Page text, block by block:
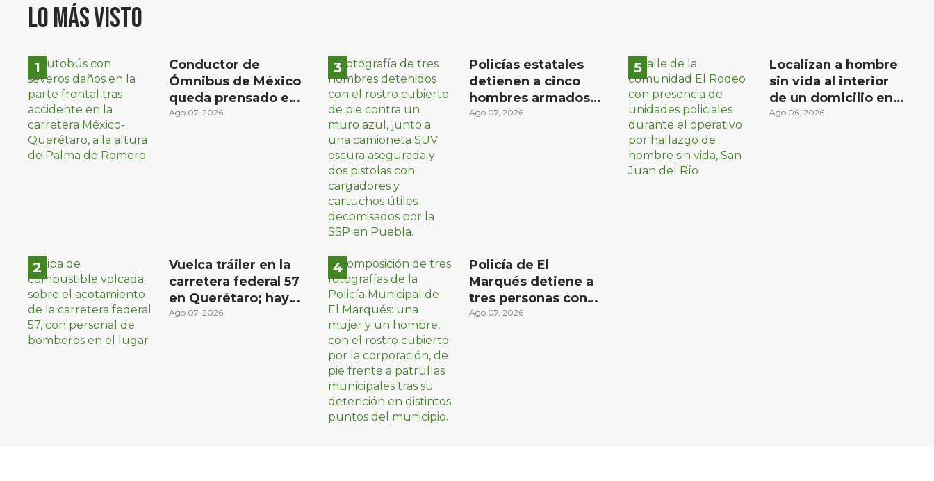
Lo más visto
Conductor de
Ómnibus de México
queda prensado en
choque con
Ago 07, 2026
Vuelca tráiler en la
carretera federal 57
en Querétaro; hay
derrame de
Ago 07, 2026
Policías estatales
detienen a cinco
hombres armados
en Puebla capital
Ago 07, 2026
Policía de El
Marqués detiene a
tres personas con
distintos narcóticos
Ago 07, 2026
Localizan a hombre
sin vida al interior
de un domicilio en
la comunidad El
Ago 06, 2026